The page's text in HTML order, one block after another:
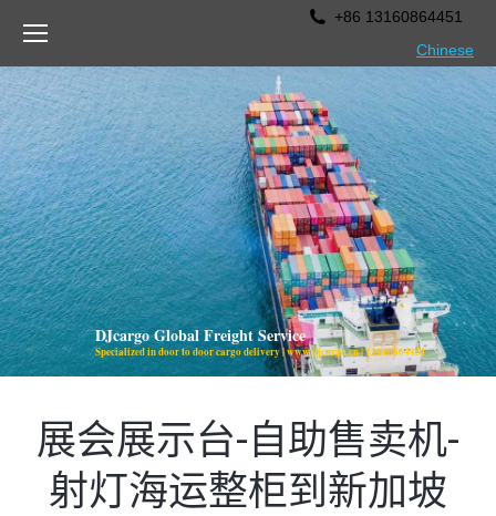
+86 13160864451
Chinese
DJcargo Global Freight Service
Specialized in door to door cargo delivery | www.djcargo.cn | 13160864451
展会展示台-自助售卖机-
射灯海运整柜到新加坡